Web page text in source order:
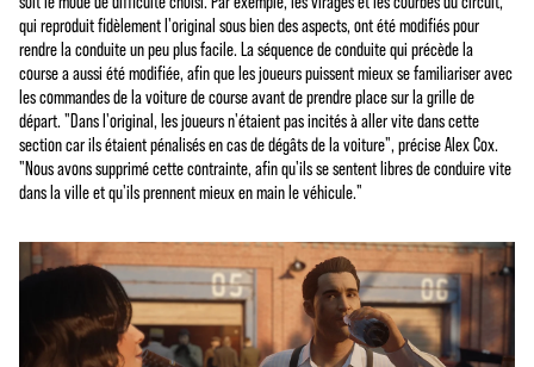
qui reproduit fidèlement l'original sous bien des aspects, ont été modifiés pour
rendre la conduite un peu plus facile. La séquence de conduite qui précède la
course a aussi été modifiée, afin que les joueurs puissent mieux se familiariser avec
les commandes de la voiture de course avant de prendre place sur la grille de
départ. "Dans l'original, les joueurs n'étaient pas incités à aller vite dans cette
section car ils étaient pénalisés en cas de dégâts de la voiture", précise Alex Cox.
"Nous avons supprimé cette contrainte, afin qu'ils se sentent libres de conduire vite
dans la ville et qu'ils prennent mieux en main le véhicule."